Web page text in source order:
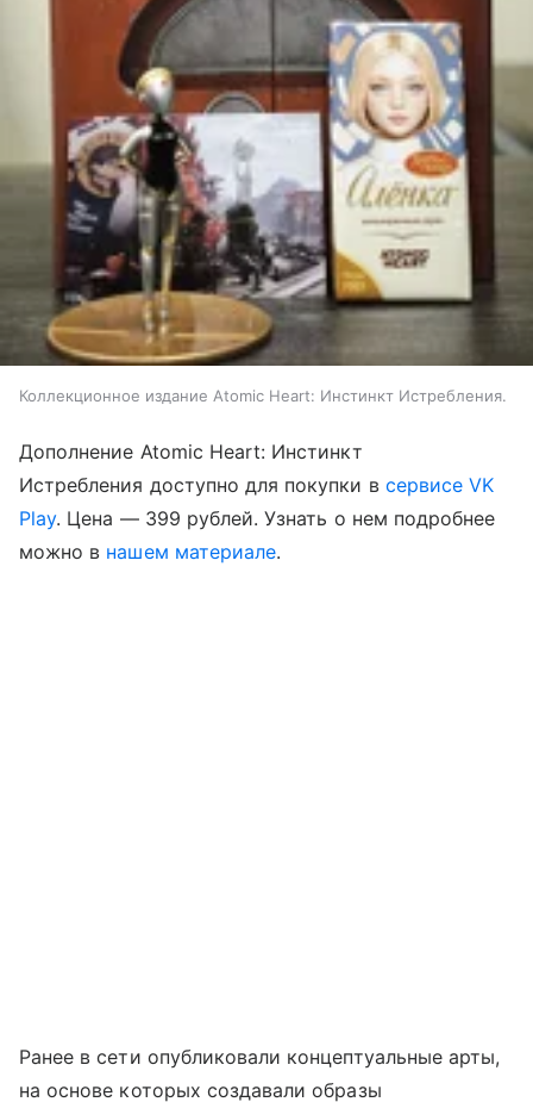
Коллекционное издание Atomic Heart: Инстинкт Истребления.
Дополнение Atomic Heart: Инстинкт
Истребления доступно для покупки в сервисе VK
Play. Цена — 399 рублей. Узнать о нем подробнее
можно в нашем материале.
Ранее в сети опубликовали концептуальные арты,
на основе которых создавали образы